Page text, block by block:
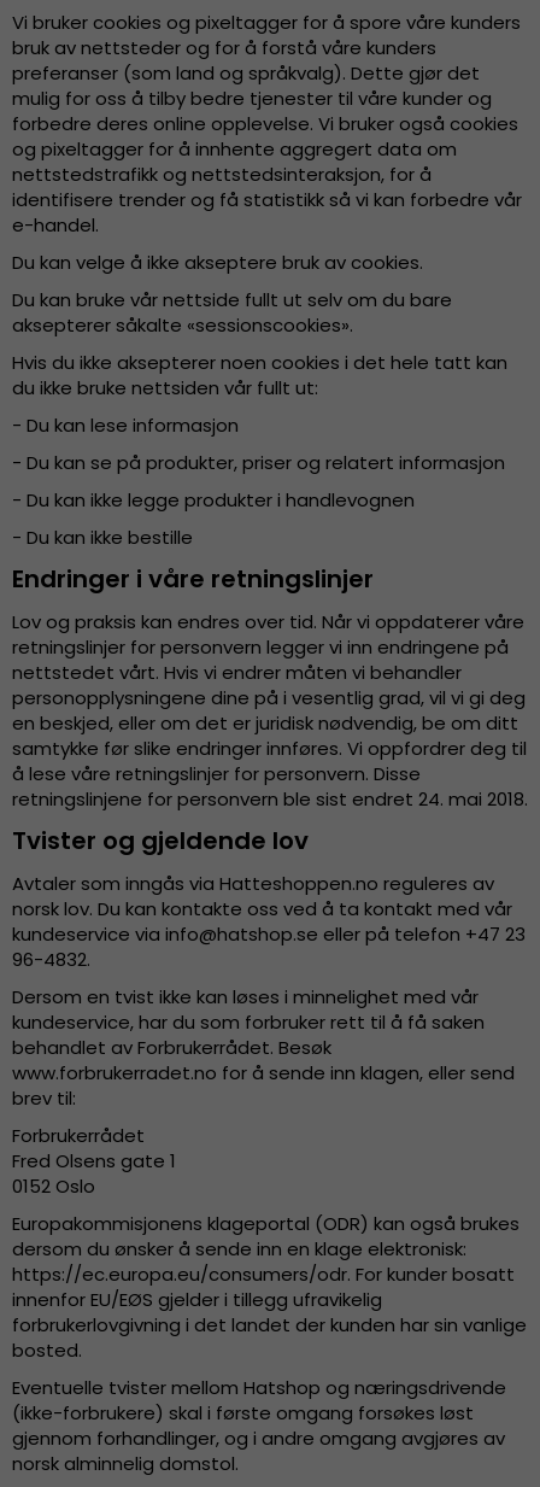
Vi bruker cookies og pixeltagger for å spore våre kunders
bruk av nettsteder og for å forstå våre kunders
preferanser (som land og språkvalg). Dette gjør det
mulig for oss å tilby bedre tjenester til våre kunder og
forbedre deres online opplevelse. Vi bruker også cookies
og pixeltagger for å innhente aggregert data om
nettstedstrafikk og nettstedsinteraksjon, for å
identifisere trender og få statistikk så vi kan forbedre vår
e-handel.
Du kan velge å ikke akseptere bruk av cookies.
Du kan bruke vår nettside fullt ut selv om du bare
aksepterer såkalte «sessionscookies».
Hvis du ikke aksepterer noen cookies i det hele tatt kan
du ikke bruke nettsiden vår fullt ut:
- Du kan lese informasjon
- Du kan se på produkter, priser og relatert informasjon
- Du kan ikke legge produkter i handlevognen
- Du kan ikke bestille
Endringer i våre retningslinjer
Lov og praksis kan endres over tid. Når vi oppdaterer våre
retningslinjer for personvern legger vi inn endringene på
nettstedet vårt. Hvis vi endrer måten vi behandler
personopplysningene dine på i vesentlig grad, vil vi gi deg
en beskjed, eller om det er juridisk nødvendig, be om ditt
samtykke før slike endringer innføres. Vi oppfordrer deg til
å lese våre retningslinjer for personvern. Disse
retningslinjene for personvern ble sist endret 24. mai 2018.
Tvister og gjeldende lov
Avtaler som inngås via Hatteshoppen.no reguleres av
norsk lov. Du kan kontakte oss ved å ta kontakt med vår
kundeservice via info@hatshop.se eller på telefon +47 23
96-4832.
Dersom en tvist ikke kan løses i minnelighet med vår
kundeservice, har du som forbruker rett til å få saken
behandlet av Forbrukerrådet. Besøk
www.forbrukerradet.no for å sende inn klagen, eller send
brev til:
Forbrukerrådet
Fred Olsens gate 1
0152 Oslo
Europakommisjonens klageportal (ODR) kan også brukes
dersom du ønsker å sende inn en klage elektronisk:
https://ec.europa.eu/consumers/odr. For kunder bosatt
innenfor EU/EØS gjelder i tillegg ufravikelig
forbrukerlovgivning i det landet der kunden har sin vanlige
bosted.
Eventuelle tvister mellom Hatshop og næringsdrivende
(ikke-forbrukere) skal i første omgang forsøkes løst
gjennom forhandlinger, og i andre omgang avgjøres av
norsk alminnelig domstol.